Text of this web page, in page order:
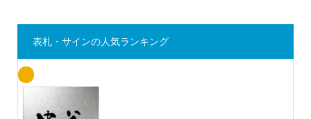
表札・サインの人気ランキング